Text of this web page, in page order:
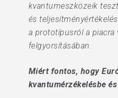
kvantumeszközeik
és
a prototípusról a piacra
felgyorsításában.
Miért fontos, hogy
kvantumérzékelésbe